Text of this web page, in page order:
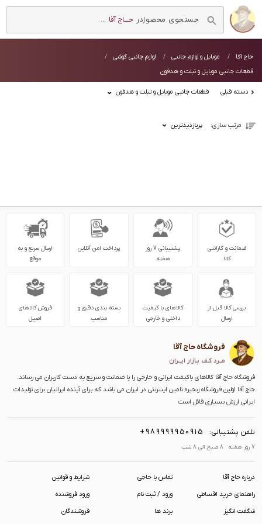
در حــــاج آقا ...
حاج آقا موبایل و لوازم جانبی
لوازم جانبی گوشی
قطعات جانبی موبایل و تبلت و هدفون
دسته قبلی قطعات جانبی موبایل و تبلت و هدفون
مرتب سازی: پربازدیدترین
ضمانت و گارانتی
کالا
پشتیبانی 7 روز
هفته
پرداخت امن آنلاین
ارسال سریع و به
موقع
بررسی کالا قبل از
ارسال
کالاهای با کیفیت
داخلی و خارجی
بسته بندی دقیق و
مناسب
فروش کالاهای
اصیل
فروشگاه حاج آقا
مــرد کـف بـازار ایــران
فروشگاه حاج آقا کالاهای باکیفت ایرانی و خارجی را با ضمانت و سریع به دست کاربران می رساند.
حاج آقا اولین فروشگاه زنجیره تامین اینترنتی در ایران می باشد که برای آینده ایرانیان برای تولیدات
ایرانی ارزش بسیاری قائل است
تلفن پشتیبانی: +989999950915
7 روز هفته 8 صبح الی 8 شب
درباره حاج آقا تماس با حاجی شرایط و قوانین
راهنمای خرید اقساطی ورود / ثبت نام ورود فروشنده
شگفت انگیز برند ها فروشندگان